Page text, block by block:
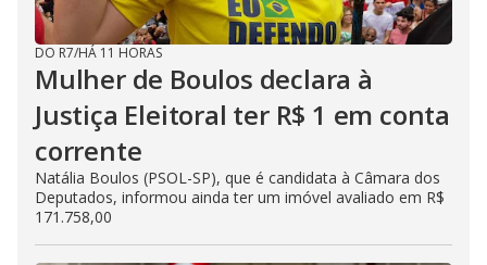
DO R7/HÁ 11 HORAS
Mulher de Boulos declara à
Justiça Eleitoral ter R$ 1 em conta
corrente
Natália Boulos (PSOL-SP), que é candidata à Câmara dos
Deputados, informou ainda ter um imóvel avaliado em R$
171.758,00